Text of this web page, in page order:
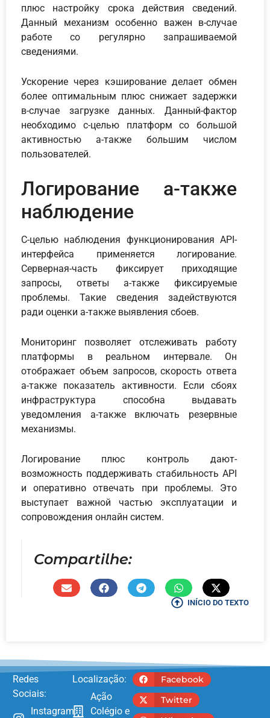
плюс настройку срока действия сведений.
Данный механизм особенно важен в-случае
работе со регулярно запрашиваемой
сведениями.
Ускорение через кэширование делает обмен
более оптимальным плюс снижает задержки
в-случае загрузке данных. Данный-фактор
необходимо с-целью платформ со большой
активностью а-также большим числом
пользователей.
Логирование а-также
наблюдение
С-целью наблюдения функционирования API-
интерфейса применяется логирование.
Серверная-часть фиксирует приходящие
запросы, ответы а-также фиксируемые
проблемы. Такие сведения задействуются
ради оценки а-также выявления сбоев.
Мониторинг позволяет отслеживать работу
платформы в реальном интервале. Он
отображает объем запросов, скорость ответа
а-также показатель активности. Если сбоях
инфраструктура способна выдавать
уведомления а-также включать резервные
механизмы.
Логирование плюс контроль дают-
возможность поддерживать стабильность API
и оперативно отвечать при проблемы. Это
выступает важной частью эксплуатации и
сопровождения онлайн систем.
Compartilhe:
INÍCIO DO TEXTO
Redes
Sociais:
Instagram:
Localização:
Ação
Colégio e
Facebook
Twitter